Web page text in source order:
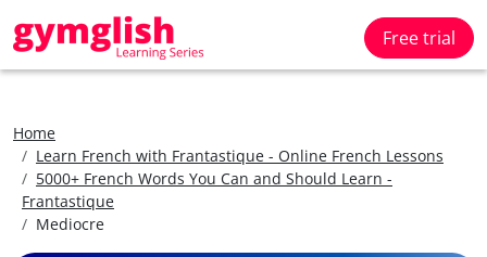
Free trial
Home
Learn French with Frantastique - Online French Lessons
5000+ French Words You Can and Should Learn -
Frantastique
Mediocre